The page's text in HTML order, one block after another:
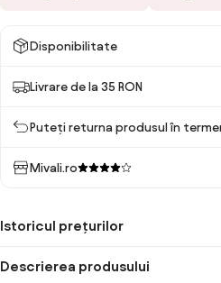
Disponibilitate
Livrare de la 35 RON
Puteți returna produsul în
Mivali.ro
Istoricul prețurilor
Descrierea produsului